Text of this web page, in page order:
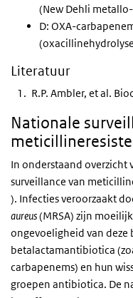
(New Dehli
D: OXA-
Literatuur
R.P. Ambler, et al.
Nationale
In onderstaand overzicht
surveillance van
). Infecties veroorzaakt
aureus(MRSA) zijn
ongevoeligheid van deze
betalactamantibiotica
carbapenems) en hun
groepen antibiotica. De